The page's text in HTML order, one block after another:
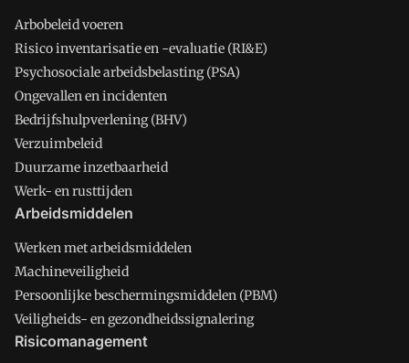
Arbobeleid voeren
Risico inventarisatie en -evaluatie (RI&E)
Psychosociale arbeidsbelasting (PSA)
Ongevallen en incidenten
Bedrijfshulpverlening (BHV)
Verzuimbeleid
Duurzame inzetbaarheid
Werk- en rusttijden
Arbeidsmiddelen
Werken met arbeidsmiddelen
Machineveiligheid
Persoonlijke beschermingsmiddelen (PBM)
Veiligheids- en gezondheidssignalering
Risicomanagement